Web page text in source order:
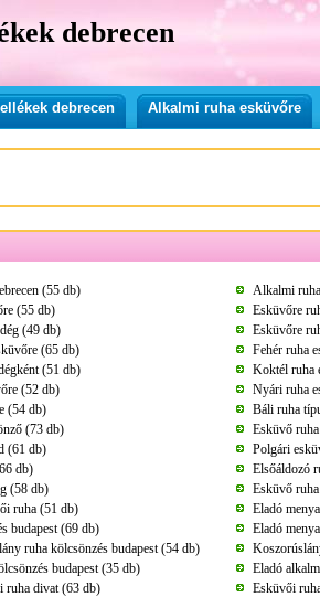
debrecen
debrecen Alkalmi ruha esküvőre
(55 db)
Alkalmi
(55 db)
Esküvőre
(49 db)
Esküvőre
(65 db)
Fehér ruha
(51 db)
Koktél ruha
(52 db)
Nyári ruha
(54 db)
Báli ruha
(73 db)
Esküvő
(61 db)
Polgári
db)
Elsőáldozó
(58 db)
Esküvő
ruha (51 db)
Eladó
budapest (69 db)
Eladó
ruha kölcsönzés budapest (54 db)
budapest (35 db)
Eladó
ruha divat (63 db)
Esküvői